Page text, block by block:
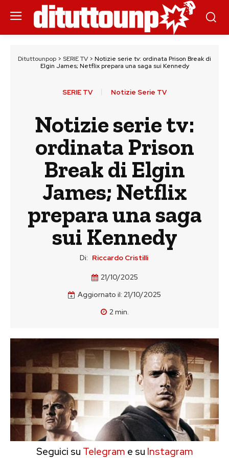
Dituttounpop > SERIE TV > Notizie serie tv: ordinata Prison Break di
Elgin James; Netflix prepara una saga sui Kennedy
SERIE TV Notizie Serie TV
Notizie serie tv:
ordinata Prison
Break di Elgin
James; Netflix
prepara una saga
sui Kennedy
Di: Riccardo Cristilli
21/10/2025
Aggiornato il: 21/10/2025
2min.
Seguici su Telegram e su Instagram